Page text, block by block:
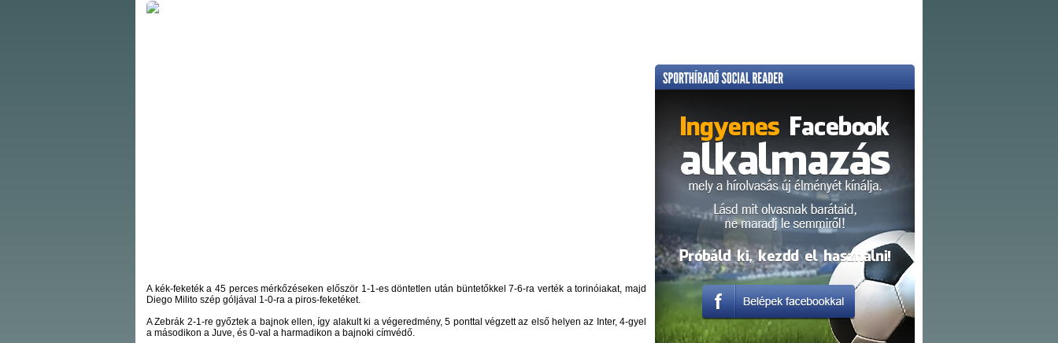
A kék-feketék a 45 perces mérkőzéseken először 1-1-es döntetlen után büntetőkkel 7-6-ra verték a torinóiakat, majd
Diego Milito szép góljával 1-0-ra a piros-feketéket.
A Zebrák 2-1-re győztek a bajnok ellen, így alakult ki a végeredmény, 5 ponttal végzett az első helyen az Inter, 4-gyel
a másodikon a Juve, és 0-val a harmadikon a bajnoki címvédő.